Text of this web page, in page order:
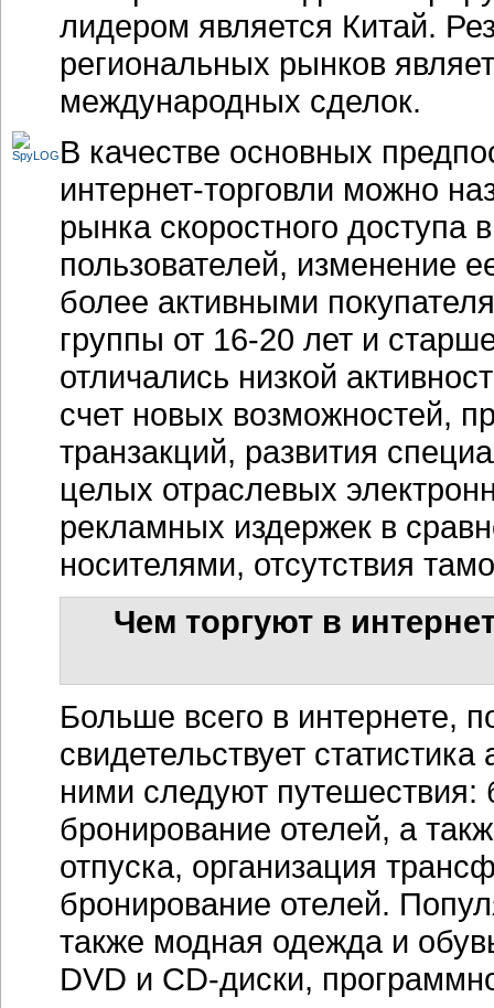
лидером является Китай.
региональных рынков
международных сделок.
В качестве основных
интернет-торговли можно
рынка скоростного доступа
пользователей, изменение
более активными
группы от 16-20 лет и
отличались низкой
счет новых возможностей,
транзакций, развития
целых отраслевых
рекламных издержек в
носителями, отсутствия
Чем торгуют в
Больше всего в интернете,
свидетельствует
ними следуют
бронирование отелей, а
отпуска, организация
бронирование отелей.
также модная одежда и
DVD и СD-диски,